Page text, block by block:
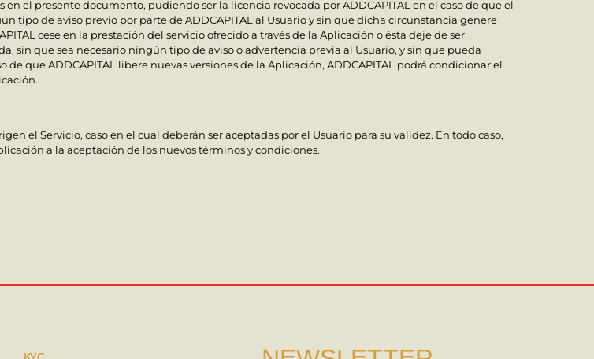
el presente documento, pudiendo ser la licencia revocada por ADDCAPITAL en el caso de que el
tipo de aviso previo por parte de ADDCAPITAL al Usuario y sin que dicha circunstancia genere
cese en la prestación del servicio ofrecido a través de la Aplicación o ésta deje de ser
sin que sea necesario ningún tipo de aviso o advertencia previa al Usuario, y sin que pueda
que ADDCAPITAL libere nuevas versiones de la Aplicación, ADDCAPITAL podrá condicionar el
el Servicio, caso en el cual deberán ser aceptadas por el Usuario para su validez. En todo caso,
a la aceptación de los nuevos términos y condiciones.